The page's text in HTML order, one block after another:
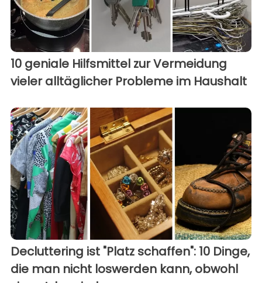
10 geniale Hilfsmittel zur Vermeidung
vieler alltäglicher Probleme im Haushalt
Decluttering ist "Platz schaffen": 10 Dinge,
die man nicht loswerden kann, obwohl